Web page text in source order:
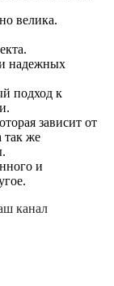
велика.
надежных
подход к
зависит от
так же
и
канал